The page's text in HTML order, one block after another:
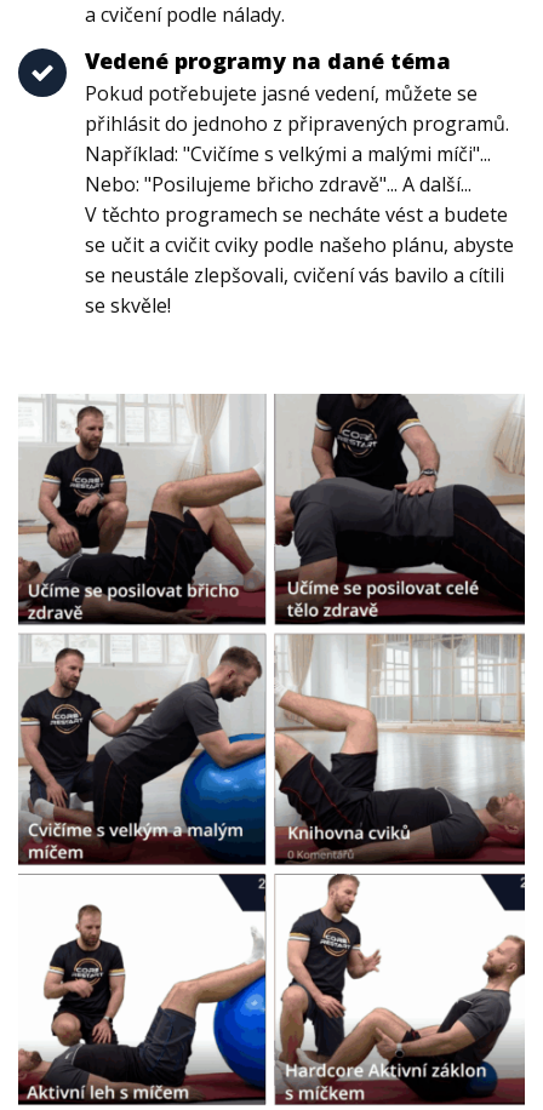
a cvičení podle nálady.
Vedené programy na dané téma
Pokud potřebujete jasné vedení, můžete se
přihlásit do jednoho z připravených programů.
Například: "Cvičíme s velkými a malými míči"...
Nebo: "Posilujeme břicho zdravě"... A další...
V těchto programech se necháte vést a budete
se učit a cvičit cviky podle našeho plánu, abyste
se neustále zlepšovali, cvičení vás bavilo a cítili
se skvěle!